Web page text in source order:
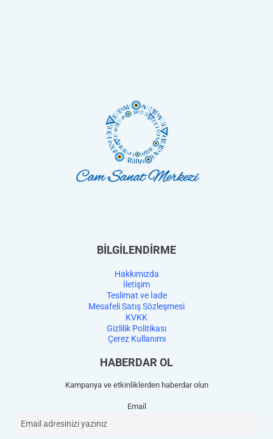
BİLGİLENDİRME
Hakkımızda
İletişim
Teslimat ve İade
Mesafeli Satış Sözleşmesi
KVKK
Gizlilik Politikası
Çerez Kullanımı
HABERDAR OL
Kampanya ve etkinliklerden haberdar olun
Email